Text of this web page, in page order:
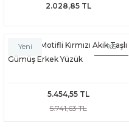
2.028,85 TL
Yeni %5
Ay Yıldız Motifli Kırmızı Akik Taşlı
Gümüş Erkek Yüzük
5.454,55 TL
5.741,63 TL